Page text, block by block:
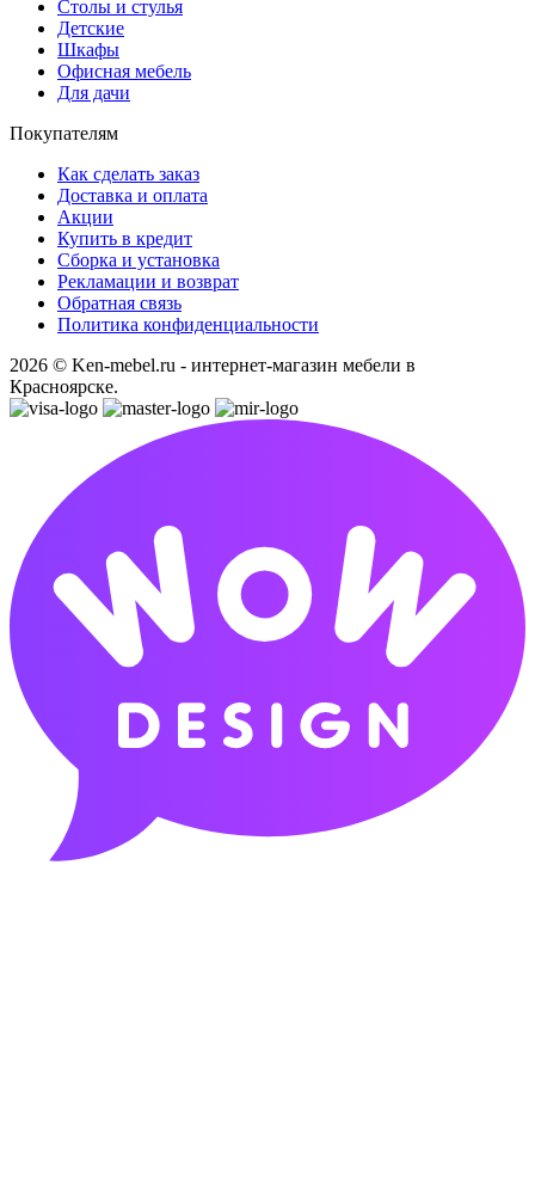
Столы и стулья
Детские
Шкафы
Офисная мебель
Для дачи
Покупателям
Как сделать заказ
Доставка и оплата
Акции
Купить в кредит
Сборка и установка
Рекламации и возврат
Обратная связь
Политика конфиденциальности
2026 © Ken-mebel.ru - интернет-магазин мебели в
Красноярске.